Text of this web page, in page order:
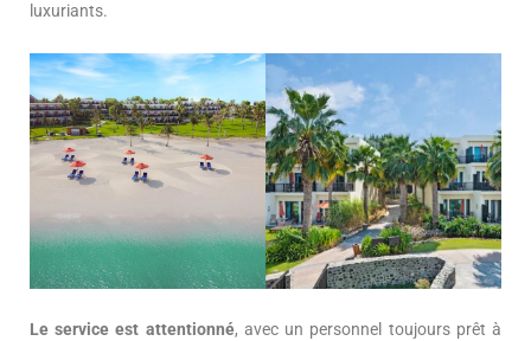
luxuriants.
Le service est attentionné, avec un personnel toujours prêt à